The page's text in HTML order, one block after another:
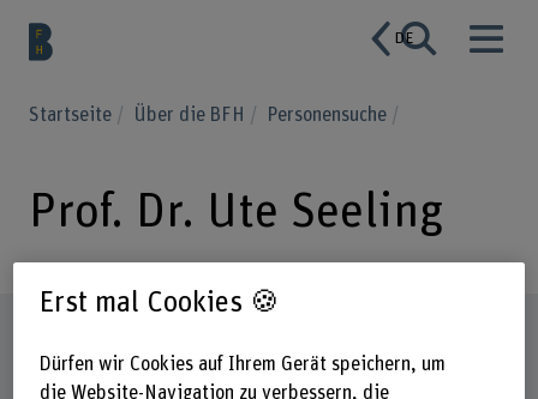
DE
Startseite Über die BFH Personensuche
Prof. Dr. Ute Seeling
Erst mal Cookies 🍪
Dürfen wir Cookies auf Ihrem Gerät speichern, um
die Website-Navigation zu verbessern, die